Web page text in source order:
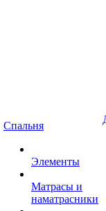
Спальня
Элементы
Матрасы и
наматрасники